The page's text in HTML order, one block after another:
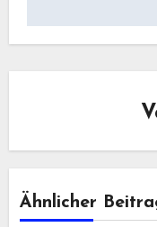
Ähnlicher